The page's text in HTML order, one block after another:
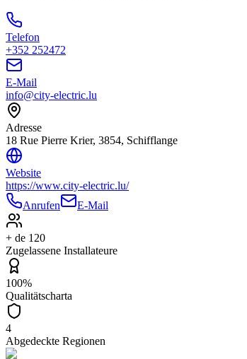
Telefon
+352 252472
E-Mail
info@city-electric.lu
Adresse
18 Rue Pierre Krier, 3854, Schifflange
Website
https://www.city-electric.lu/
Anrufen
E-Mail
+ de 120
Zugelassene Installateure
100%
Qualitätscharta
4
Abgedeckte Regionen